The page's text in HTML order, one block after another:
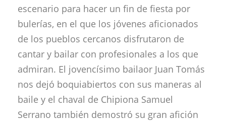
escenario para hacer un fin de fiesta por
bulerías, en el que los jóvenes aficionados
de los pueblos cercanos disfrutaron de
cantar y bailar con profesionales a los que
admiran. El jovencísimo bailaor Juan Tomás
nos dejó boquiabiertos con sus maneras al
baile y el chaval de Chipiona Samuel
Serrano también demostró su gran afición